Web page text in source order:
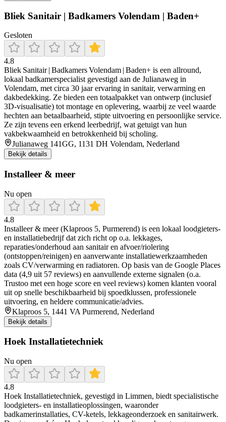
Bliek Sanitair | Badkamers Volendam | Baden+
Gesloten
4.8
Bliek Sanitair | Badkamers Volendam | Baden+ is een allround,
lokaal badkamerspecialist gevestigd aan de Julianaweg in
Volendam, met circa 30 jaar ervaring in sanitair, verwarming en
dakbedekking. Ze bieden een totaalpakket van ontwerp (inclusief
3D‑visualisatie) tot montage en oplevering, waarbij ze veel waarde
hechten aan betaalbaarheid, stipte uitvoering en persoonlijke service.
Ze zijn tevens een erkend leerbedrijf, wat getuigt van hun
vakbekwaamheid en betrokkenheid bij scholing.
Julianaweg 141GG, 1131 DH Volendam, Nederland
Bekijk details
Installeer & meer
Nu open
4.8
Installeer & meer (Klaproos 5, Purmerend) is een lokaal loodgieters-
en installatiebedrijf dat zich richt op o.a. lekkages,
reparaties/onderhoud aan sanitair en afvoer/riolering
(ontstoppen/reinigen) en aanverwante installatiewerkzaamheden
zoals CV/verwarming en radiatoren. Op basis van de Google Places
data (4,9 uit 57 reviews) en aanvullende externe signalen (o.a.
Trustoo met een hoge score en veel reviews) komen klanten vooral
uit op snelle beschikbaarheid bij spoedklussen, professionele
uitvoering, en heldere communicatie/advies.
Klaproos 5, 1441 VA Purmerend, Nederland
Bekijk details
Hoek Installatietechniek
Nu open
4.8
Hoek Installatietechniek, gevestigd in Limmen, biedt specialistische
loodgieters- en installatieoplossingen, waaronder
badkamerinstallaties, CV-ketels, lekkageonderzoek en sanitairwerk.